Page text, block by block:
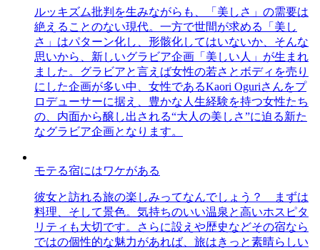
ルッキズム批判を生みながらも、「美しさ」の需要は
絶えることのない現代。一方で世間が求める「美し
さ」はパターン化し、形骸化してはいないか、そんな
思いから、新しいグラビア企画「美しい人」が生まれ
ました。グラビアと言えば女性の若さとボディを売り
にした企画が多い中、女性であるKaori Oguriさんをプ
ロデューサーに据え、豊かな人生経験を持つ女性たち
の、内面から醸し出される“大人の美しさ”に迫る新た
なグラビア企画となります。
モテる宿にはワケがある
彼女と訪れる旅の楽しみってなんでしょう？ まずは
料理、そして景色。気持ちのいい温泉と高いホスピタ
リティも大切です。さらに設えや歴史などその宿なら
ではの個性的な魅力があれば、旅はきっと素晴らしい